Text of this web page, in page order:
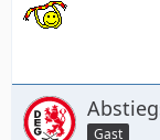
Gast